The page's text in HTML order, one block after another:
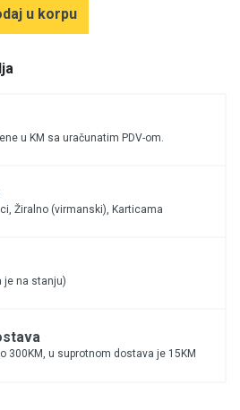
u korpu
u KM sa uračunatim PDV-om.
Žiralno (virmanski), Karticama
je na stanju)
300KM, u suprotnom dostava je 15KM